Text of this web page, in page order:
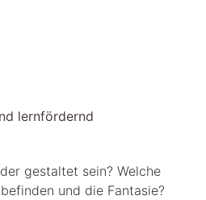
lernfördernd
gestaltet sein? Welche
und die Fantasie?